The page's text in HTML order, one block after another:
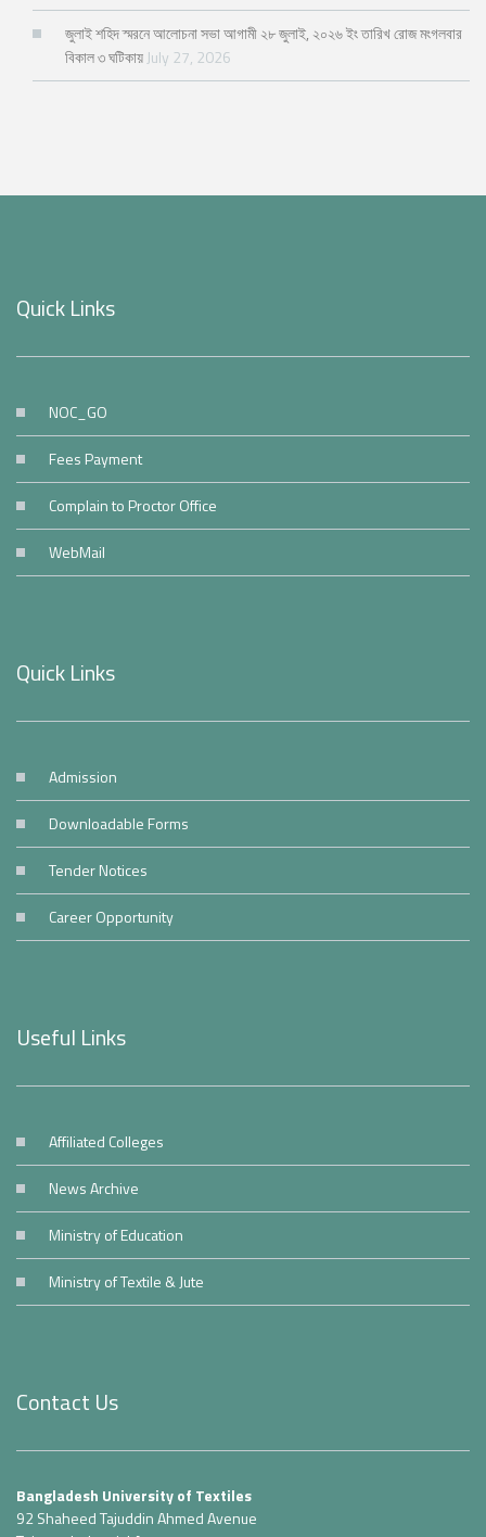
জুলাই শহিদ স্মরনে আলোচনা সভা আগামী ২৮ জুলাই, ২০২৬ ইং তারিখ রোজ মংগলবার
বিকাল ৩ ঘটিকায় July 27, 2026
Quick Links
NOC_GO
Fees Payment
Complain to Proctor Office
WebMail
Quick Links
Admission
Downloadable Forms
Tender Notices
Career Opportunity
Useful Links
Affiliated Colleges
News Archive
Ministry of Education
Ministry of Textile & Jute
Contact Us
Bangladesh University of Textiles
92 Shaheed Tajuddin Ahmed Avenue